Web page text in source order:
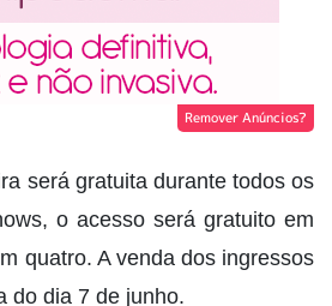
Remover Anúncios?
será gratuita durante todos os
o acesso será gratuito em
quatro. A venda dos ingressos
do dia 7 de junho.